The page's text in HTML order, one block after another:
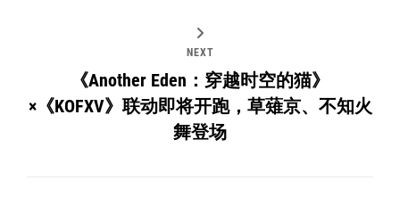
NEXT
《Another Eden：穿越时空的猫》
×《KOFXV》联动即将开跑，草薙京、不知火
舞登场